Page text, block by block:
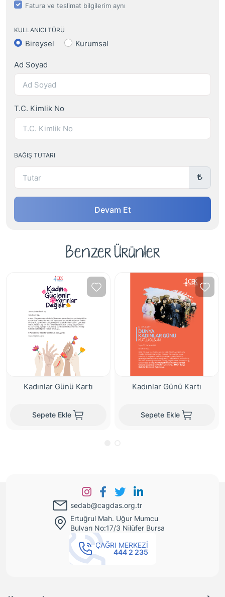
Fatura ve teslimat bilgilerim aynı
KULLANICI TÜRÜ
Bireysel Kurumsal
Ad Soyad
T.C. Kimlik No
BAĞIŞ TUTARI
Devam Et
Benzer Ürünler
Kadınlar Günü Kartı
Sepete Ekle
Kadınlar Günü Kartı
Sepete Ekle
sedab@cagdas.org.tr
Ertuğrul Mah. Uğur Mumcu
Bulvarı No:17/3 Nilüfer Bursa
ÇAĞRI MERKEZİ
444 2 235